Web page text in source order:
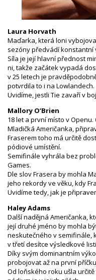
Laura Horvath
Maďarka, která loni
sezóny předvádí konstantní
Síla je její hlavní přednost
ni, takže začátek vypadá
v 25 letech je
potvrdila to i na Lowlandech.
Uvidíme, jestli Tie zavaří v
Mallory O’Brien
18 let a první místo v Openu.
Mladičká Američanka,
Fraserem toho má určitě
pódiové umístění.
Semifinále vyhrála bez
Games.
Dle slov Frasera by mohla
jeho rekordy ve věku, kdy
Uvidíme tedy, jak je
Haley Adams
Další nadějná Američanka,
její druhé jméno by mohla
neskutečného v semifinále,
v třetí desítce výsledkové
Díky svým dominantním
probojovat až na první
Od loňského roku ušla